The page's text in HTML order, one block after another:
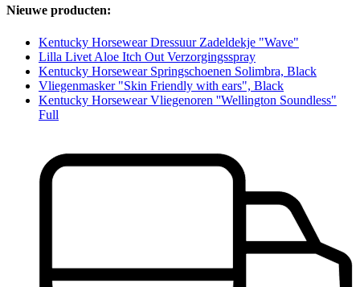
Nieuwe producten:
Kentucky Horsewear Dressuur Zadeldekje "Wave"
Lilla Livet Aloe Itch Out Verzorgingsspray
Kentucky Horsewear Springschoenen Solimbra, Black
Vliegenmasker "Skin Friendly with ears", Black
Kentucky Horsewear Vliegenoren ''Wellington Soundless"
Full